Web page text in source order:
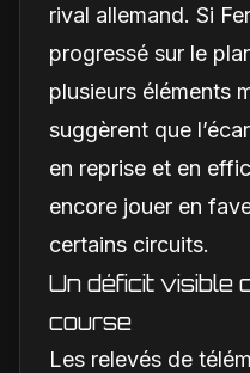
rival allemand. Si
progressé sur le
plusieurs éléments
suggèrent que
en reprise et en
encore jouer en
certains circuits.
Un déficit visible
course
Les relevés de